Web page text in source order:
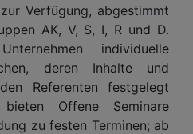
Verfügung, abgestimmt
AK, V, S, I, R und D.
individuelle
deren Inhalte und
Referenten festgelegt
Offene Seminare
zu festen Terminen; ab